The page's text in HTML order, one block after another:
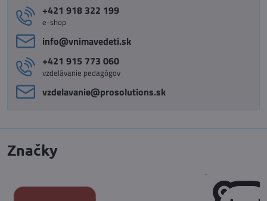
+421 918 322 199
e-shop
info​@vnimavedeti​.sk
+421 915 773 060
vzdelávanie pedagógov
vzdelavanie​@prosolutions​.sk
Značky